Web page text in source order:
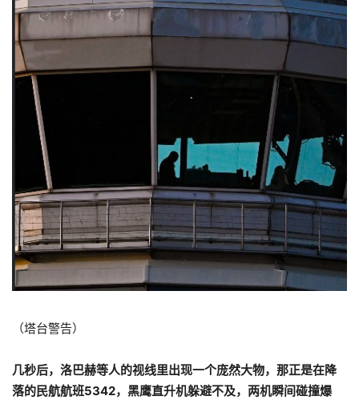
（塔台警告）
几秒后，洛巴赫等人的视线里出现一个庞然大物，那正是在降
落的民航航班5342，黑鹰直升机躲避不及，两机瞬间碰撞爆